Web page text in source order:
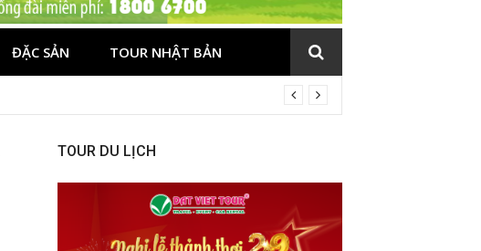
ĐẶC SẢN TOUR NHẬT BẢN
TOUR DU LỊCH